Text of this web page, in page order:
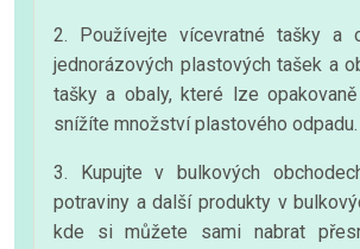
2. Používejte vícevratné tašky a
jednorázových plastových tašek a
tašky a obaly, které lze
snížíte množství plastového odpadu.
3. Kupujte v bulkových
potraviny a další produkty v
kde si můžete sami nabrat